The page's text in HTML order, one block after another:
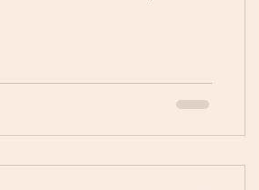
de l'ensemble, et même